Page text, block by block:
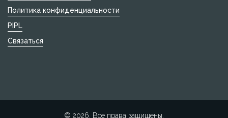
Политика конфиденциальности
PIPL
Связаться
© 2026. Все права защищены.